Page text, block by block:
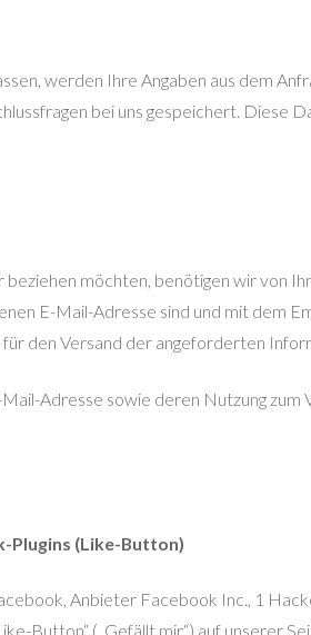
werden Ihre Angaben aus dem
bei uns gespeichert. Diese
möchten, benötigen wir von
E-Mail-Adresse sind und mit
den Versand der angeforderten
Adresse sowie deren Nutzung
Plugins (Like-Button)
Anbieter Facebook Inc., 1
Button“ („Gefällt mir“) auf unserer